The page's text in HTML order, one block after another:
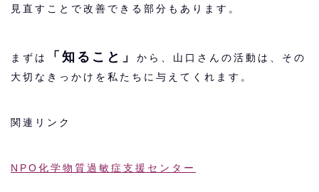
見直すことで改善できる部分もあります。
まずは 「知ること」
から、山口さんの活動は、その
大切なきっかけを私たちに与えてくれます。
関連リンク
NPO化学物質過敏症支援センター